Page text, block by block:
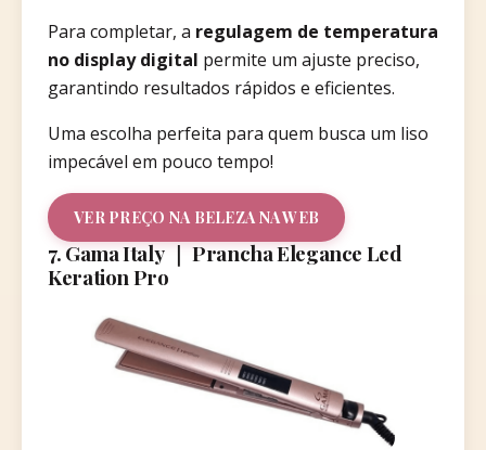
Para completar, a regulagem de temperatura
no display digital permite um ajuste preciso,
garantindo resultados rápidos e eficientes.
Uma escolha perfeita para quem busca um liso
impecável em pouco tempo!
VER PREÇO NA BELEZA NA WEB
7. Gama Italy ｜ Prancha Elegance Led
Keration Pro